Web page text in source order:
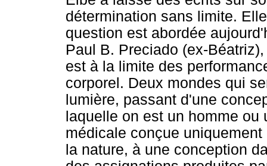
détermination sans limite.
question est abordée
Paul B. Preciado (ex-
est à la limite des
corporel. Deux mondes qui
lumière, passant d'une
laquelle on est un homme ou
médicale conçue
la nature, à une conception